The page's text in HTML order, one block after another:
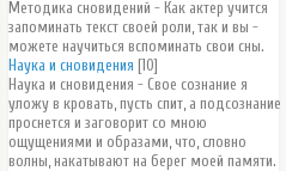
Методика сновидений - Как актер учится
запоминать текст своей роли, так и вы -
можете научиться вспоминать свои сны.
Наука и сновидения [10]
Наука и сновидения - Свое сознание я
уложу в кровать, пусть спит, а подсознание
проснется и заговорит со мною
ощущениями и образами, что, словно
волны, накатывают на берег моей памяти.